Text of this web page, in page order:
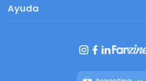
Regalos originales
Ayuda
Botón de arrepentimiento